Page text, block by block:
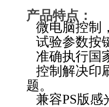
产品特点 ：
微电脑控制
试验参数按
准确执行国
控制解决印
题。
兼容PS版感